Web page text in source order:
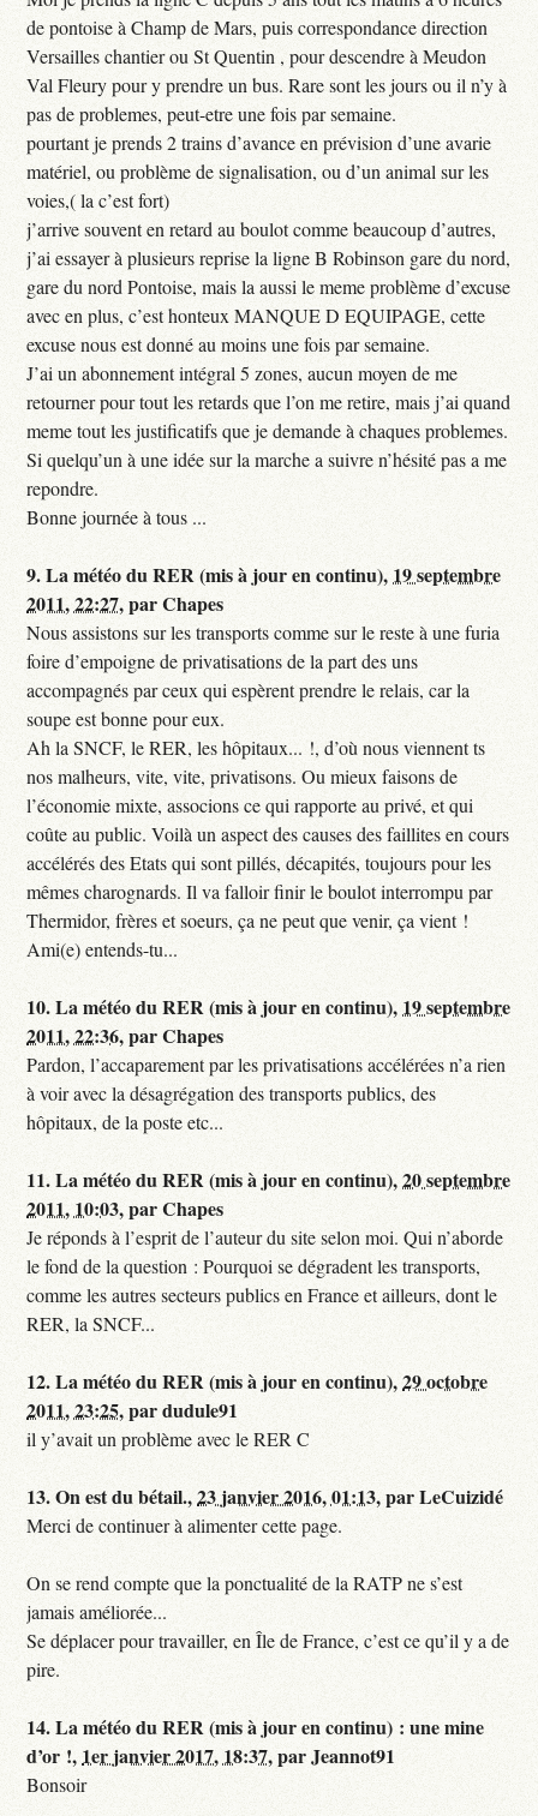
de pontoise à Champ de Mars, puis correspondance direction
Versailles chantier ou St Quentin , pour descendre à Meudon
Val Fleury pour y prendre un bus. Rare sont les jours ou il n’y à
pas de problemes, peut-etre une fois par semaine.
pourtant je prends 2 trains d’avance en prévision d’une avarie
matériel, ou problème de signalisation, ou d’un animal sur les
voies,( la c’est fort)
j’arrive souvent en retard au boulot comme beaucoup d’autres,
j’ai essayer à plusieurs reprise la ligne B Robinson gare du nord,
gare du nord Pontoise, mais la aussi le meme problème d’excuse
avec en plus, c’est honteux MANQUE D EQUIPAGE, cette
excuse nous est donné au moins une fois par semaine.
J’ai un abonnement intégral 5 zones, aucun moyen de me
retourner pour tout les retards que l’on me retire, mais j’ai quand
meme tout les justificatifs que je demande à chaques problemes.
Si quelqu’un à une idée sur la marche a suivre n’hésité pas a me
repondre.
Bonne journée à tous ...
9.La météo du RER (mis à jour en continu), 19 septembre
2011, 22:27,parChapes
Nous assistons sur les transports comme sur le reste à une furia
foire d’empoigne de privatisations de la part des uns
accompagnés par ceux qui espèrent prendre le relais, car la
soupe est bonne pour eux.
Ah la SNCF, le RER, les hôpitaux... !, d’où nous viennent ts
nos malheurs, vite, vite, privatisons. Ou mieux faisons de
l’économie mixte, associons ce qui rapporte au privé, et qui
coûte au public. Voilà un aspect des causes des faillites en cours
accélérés des Etats qui sont pillés, décapités, toujours pour les
mêmes charognards. Il va falloir finir le boulot interrompu par
Thermidor, frères et soeurs, ça ne peut que venir, ça vient !
Ami(e) entends-tu...
10.La météo du RER (mis à jour en continu), 19 septembre
2011, 22:36,parChapes
Pardon, l’accaparement par les privatisations accélérées n’a rien
à voir avec la désagrégation des transports publics, des
hôpitaux, de la poste etc...
11.La météo du RER (mis à jour en continu),20 septembre
2011, 10:03,parChapes
Je réponds à l’esprit de l’auteur du site selon moi. Qui n’aborde
le fond de la question : Pourquoi se dégradent les transports,
comme les autres secteurs publics en France et ailleurs, dont le
RER, la SNCF...
12.La météo du RER (mis à jour en continu),29 octobre
2011, 23:25,pardudule91
il y’avait un problème avec le RER C
13.On est du bétail.,23 janvier 2016, 01:13,parLeCuizidé
Merci de continuer à alimenter cette page.
On se rend compte que la ponctualité de la RATP ne s’est
jamais améliorée...
Se déplacer pour travailler, en Île de France, c’est ce qu’il y a de
pire.
14.La météo du RER (mis à jour en continu) : une mine
d’or !, 1er janvier 2017, 18:37,parJeannot91
Bonsoir